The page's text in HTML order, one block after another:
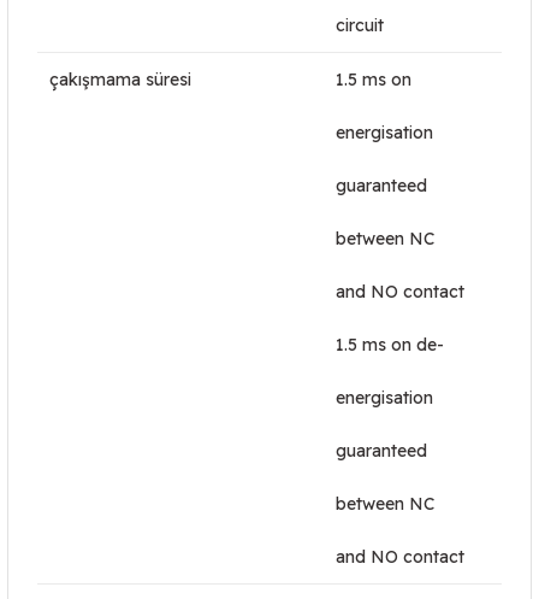
circuit
çakışmama süresi 1.5 ms on
energisation
guaranteed
between NC
and NO contact
1.5 ms on de-
energisation
guaranteed
between NC
and NO contact